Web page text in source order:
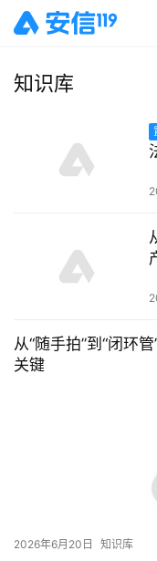
知识库
从“随手拍”到“闭环
关键
2026年6月20日 知识库